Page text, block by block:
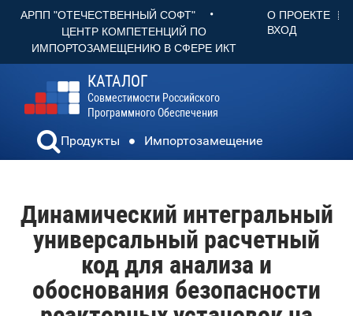
АРПП "ОТЕЧЕСТВЕННЫЙ СОФТ" •
ЦЕНТР КОМПЕТЕНЦИЙ ПО
ИМПОРТОЗАМЕЩЕНИЮ В СФЕРЕ ИКТ
О ПРОЕКТЕ
ВХОД
КАТАЛОГ
Совместимости Российского
Программного Обеспечения
Продукты Импортозамещение
Динамический интегральный
универсальный расчетный
код для анализа и
обоснования безопасности